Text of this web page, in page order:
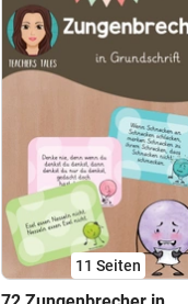
11 Seiten